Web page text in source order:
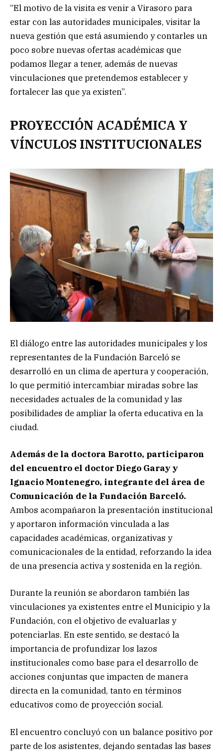
“El motivo de la visita es venir a Virasoro para
estar con las autoridades municipales, visitar la
nueva gestión que está asumiendo y contarles un
poco sobre nuevas ofertas académicas que
podamos llegar a tener, además de nuevas
vinculaciones que pretendemos establecer y
fortalecer las que ya existen”.
PROYECCIÓN ACADÉMICA Y
VÍNCULOS INSTITUCIONALES
El diálogo entre las autoridades municipales y los
representantes de la Fundación Barceló se
desarrolló en un clima de apertura y cooperación,
lo que permitió intercambiar miradas sobre las
necesidades actuales de la comunidad y las
posibilidades de ampliar la oferta educativa en la
ciudad.
Además de la doctora Barotto, participaron
del encuentro el doctor Diego Garay y
Ignacio Montenegro, integrante del área de
Comunicación de la Fundación Barceló.
Ambos acompañaron la presentación institucional
y aportaron información vinculada a las
capacidades académicas, organizativas y
comunicacionales de la entidad, reforzando la idea
de una presencia activa y sostenida en la región.
Durante la reunión se abordaron también las
vinculaciones ya existentes entre el Municipio y la
Fundación, con el objetivo de evaluarlas y
potenciarlas. En este sentido, se destacó la
importancia de profundizar los lazos
institucionales como base para el desarrollo de
acciones conjuntas que impacten de manera
directa en la comunidad, tanto en términos
educativos como de proyección social.
El encuentro concluyó con un balance positivo por
parte de los asistentes, dejando sentadas las bases